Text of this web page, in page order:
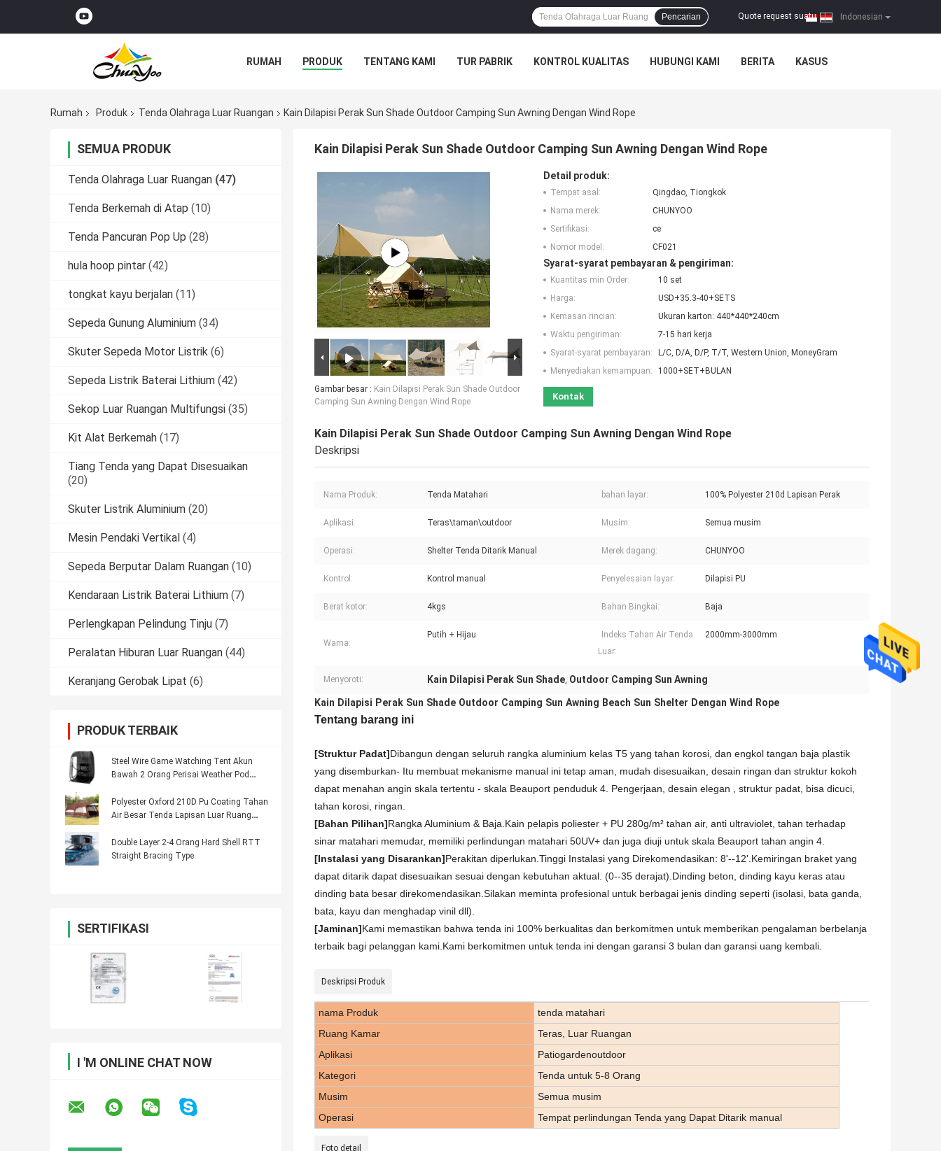
Indonesian
Quote request suatu |
Pencarian
RUMAH PRODUK TENTANG KAMI TUR PABRIK KONTROL KUALITAS HUBUNGI KAMI BERITA KASUS
Rumah Produk Tenda Olahraga Luar Ruangan Kain Dilapisi Perak Sun Shade Outdoor Camping Sun Awning Dengan Wind Rope
SEMUA PRODUK
Tenda Olahraga Luar Ruangan (47)
Tenda Berkemah di Atap (10)
Tenda Pancuran Pop Up (28)
hula hoop pintar (42)
tongkat kayu berjalan (11)
Sepeda Gunung Aluminium (34)
Skuter Sepeda Motor Listrik (6)
Sepeda Listrik Baterai Lithium (42)
Sekop Luar Ruangan Multifungsi (35)
Kit Alat Berkemah (17)
Tiang Tenda yang Dapat Disesuaikan
(20)
Skuter Listrik Aluminium (20)
Mesin Pendaki Vertikal (4)
Sepeda Berputar Dalam Ruangan (10)
Kendaraan Listrik Baterai Lithium (7)
Perlengkapan Pelindung Tinju (7)
Peralatan Hiburan Luar Ruangan (44)
Keranjang Gerobak Lipat (6)
PRODUK TERBAIK
Steel Wire Game Watching Tent Akun
Bawah 2 Orang Perisai Weather Pod
Polyester Oxford 210D Pu Coating Tahan
Air Besar Tenda Lapisan Luar Ruang
Double Layer 2-4 Orang Hard Shell RTT
Straight Bracing Type
SERTIFIKASI
I 'M ONLINE CHAT NOW
Kain Dilapisi Perak Sun Shade Outdoor Camping Sun Awning Dengan Wind Rope
Gambar besar : Kain Dilapisi Perak Sun Shade Outdoor
Camping Sun Awning Dengan Wind Rope
Detail produk:
Tempat asal:
Qingdao, Tiongkok
Nama merek:
CHUNYOO
Sertifikasi:
ce
Nomor model:
CF021
Syarat-syarat pembayaran & pengiriman:
Kuantitas min Order:
10 set
Harga:
USD+35.3-40+SETS
Kemasan rincian:
Ukuran karton: 440*440*240cm
Waktu pengiriman:
7-15 hari kerja
Syarat-syarat pembayaran:
L/C, D/A, D/P, T/T, Western Union, MoneyGram
Menyediakan kemampuan:
1000+SET+BULAN
Kontak
Kain Dilapisi Perak Sun Shade Outdoor Camping Sun Awning Dengan Wind Rope
Deskripsi
Nama Produk: Tenda Matahari bahan layar: 100% Polyester 210d Lapisan Perak
Aplikasi: Teras\taman\outdoor Musim: Semua musim
Operasi: Shelter Tenda Ditarik Manual Merek dagang: CHUNYOO
Kontrol: Kontrol manual Penyelesaian layar: Dilapisi PU
Berat kotor: 4kgs Bahan Bingkai: Baja
Warna:
Putih + Hijau
Indeks Tahan Air Tenda
Luar:
2000mm-3000mm
Menyoroti: Kain Dilapisi Perak Sun Shade, Outdoor Camping Sun Awning
Kain Dilapisi Perak Sun Shade Outdoor Camping Sun Awning Beach Sun Shelter Dengan Wind Rope
Tentang barang ini
[Struktur Padat]Dibangun dengan seluruh rangka aluminium kelas T5 yang tahan korosi, dan engkol tangan baja plastik
yang disemburkan- Itu membuat mekanisme manual ini tetap aman, mudah disesuaikan, desain ringan dan struktur kokoh
dapat menahan angin skala tertentu - skala Beauport penduduk 4. Pengerjaan, desain elegan , struktur padat, bisa dicuci,
tahan korosi, ringan.
[Bahan Pilihan]Rangka Aluminium & Baja.Kain pelapis poliester + PU 280g/m² tahan air, anti ultraviolet, tahan terhadap
sinar matahari memudar, memiliki perlindungan matahari 50UV+ dan juga diuji untuk skala Beauport tahan angin 4.
[Instalasi yang Disarankan]Perakitan diperlukan.Tinggi Instalasi yang Direkomendasikan: 8'--12'.Kemiringan braket yang
dapat ditarik dapat disesuaikan sesuai dengan kebutuhan aktual. (0--35 derajat).Dinding beton, dinding kayu keras atau
dinding bata besar direkomendasikan.Silakan meminta profesional untuk berbagai jenis dinding seperti (isolasi, bata ganda,
bata, kayu dan menghadap vinil dll).
[Jaminan]Kami memastikan bahwa tenda ini 100% berkualitas dan berkomitmen untuk memberikan pengalaman berbelanja
terbaik bagi pelanggan kami.Kami berkomitmen untuk tenda ini dengan garansi 3 bulan dan garansi uang kembali.
Deskripsi Produk
nama Produk
tenda matahari
Ruang Kamar
Teras, Luar Ruangan
Aplikasi
Patiogardenoutdoor
Kategori
Tenda untuk 5-8 Orang
Musim
Semua musim
Operasi
Tempat perlindungan Tenda yang Dapat Ditarik manual
Foto detail